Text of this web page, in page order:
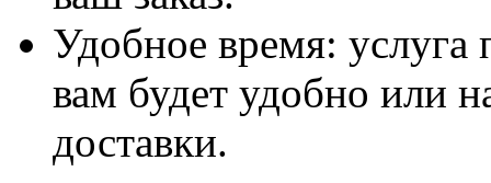
Удобное время: услуга
вам будет удобно или
доставки.